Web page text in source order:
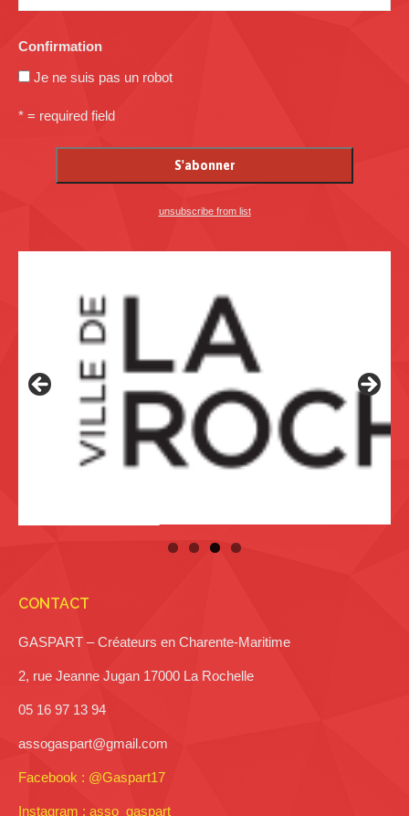
Confirmation
Je ne suis pas un robot
* = required field
unsubscribe from list
CONTACT
GASPART – Créateurs en Charente-Maritime
2, rue Jeanne Jugan 17000 La Rochelle
05 16 97 13 94
assogaspart@gmail.com
Facebook : @Gaspart17
Instagram : asso_gaspart